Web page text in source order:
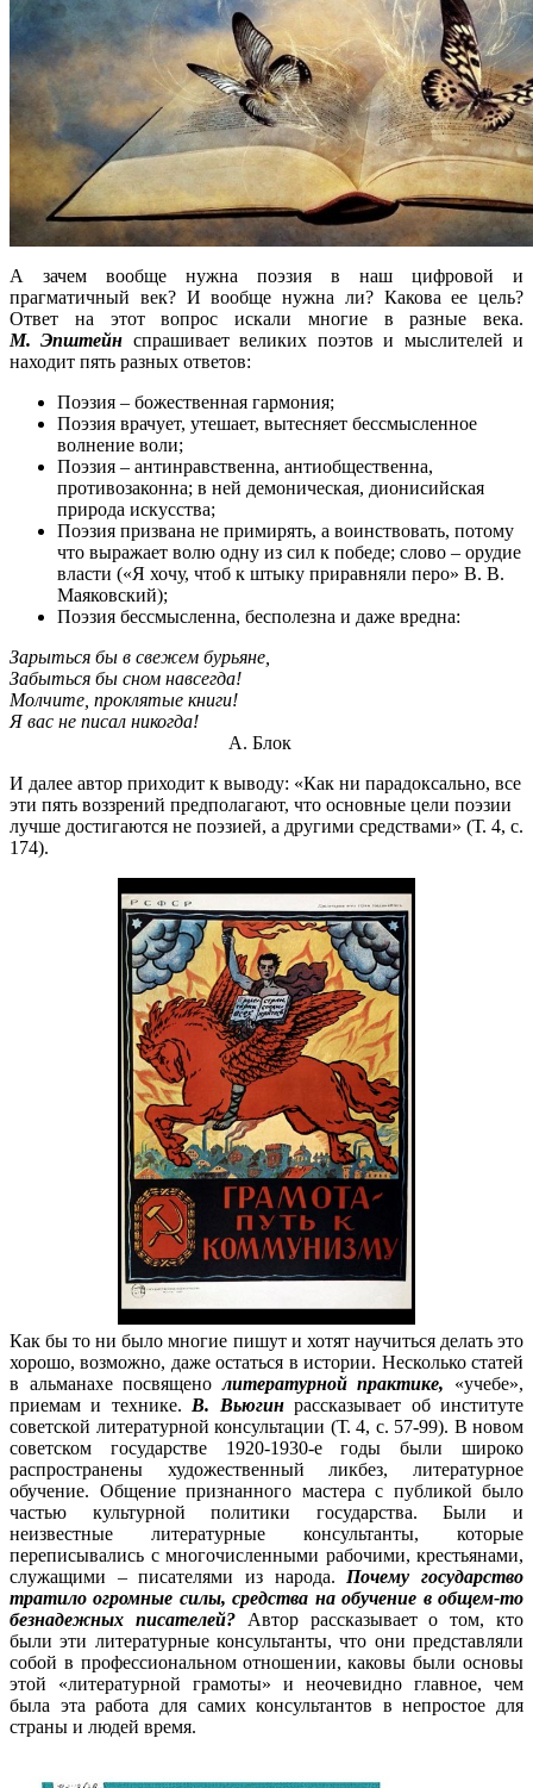
А зачем вообще нужна поэзия в наш цифровой и
прагматичный век? И вообще нужна ли? Какова ее цель?
Ответ на этот вопрос искали многие в разные века.
М. Эпштейн спрашивает великих поэтов и мыслителей и
находит пять разных ответов:
Поэзия – божественная гармония;
Поэзия врачует, утешает, вытесняет бессмысленное
волнение воли;
Поэзия – антинравственна, антиобщественна,
противозаконна; в ней демоническая, дионисийская
природа искусства;
Поэзия призвана не примирять, а воинствовать, потому
что выражает волю одну из сил к победе; слово – орудие
власти («Я хочу, чтоб к штыку приравняли перо» В. В.
Маяковский);
Поэзия бессмысленна, бесполезна и даже вредна:
Зарыться бы в свежем бурьяне,
Забыться бы сном навсегда!
Молчите, проклятые книги!
Я вас не писал никогда!
А. Блок
И далее автор приходит к выводу: «Как ни парадоксально, все
эти пять воззрений предполагают, что основные цели поэзии
лучше достигаются не поэзией, а другими средствами» (Т. 4, с.
174).
Как бы то ни было многие пишут и хотят научиться делать это
хорошо, возможно, даже остаться в истории. Несколько статей
в альманахе посвященолитературной практике, «учебе»,
приемам и технике. В. Вьюгинрассказывает об институте
советской литературной консультации (Т. 4, с. 57-99). В новом
советском государстве 1920-1930-е годы были широко
распространены художественный ликбез, литературное
обучение. Общение признанного мастера с публикой было
частью культурной политики государства. Были и
неизвестные литературные консультанты, которые
переписывались с многочисленными рабочими, крестьянами,
служащими – писателями из народа. Почему государство
тратило огромные силы, средства на обучение в общем-то
безнадежных писателей?Автор рассказывает о том, кто
были эти литературные консультанты, что они представляли
собой в профессиональном отношении, каковы были основы
этой «литературной грамоты» и неочевидно главное, чем
была эта работа для самих консультантов в непростое для
страны и людей время.